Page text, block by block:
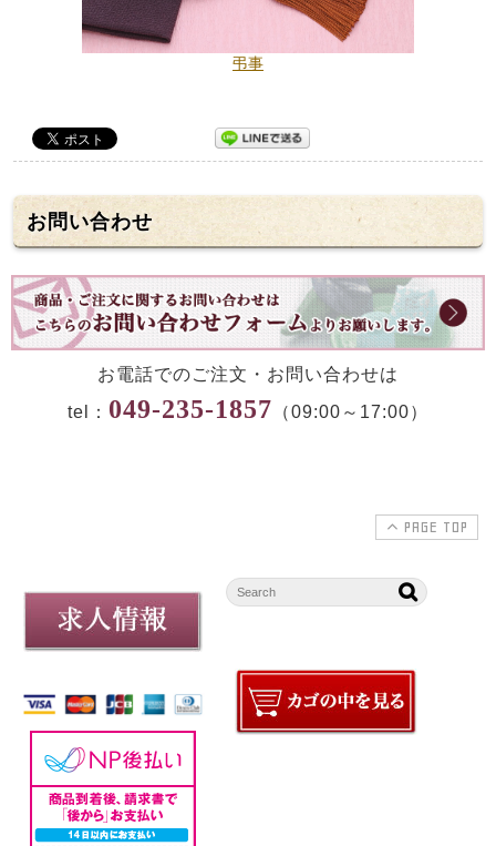
弔事
お問い合わせ
お電話でのご注文・お問い合わせは
tel： 049-235-1857 （09:00～17:00）
PAGE TOP